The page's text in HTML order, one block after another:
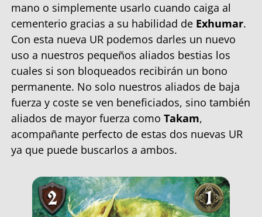
mano o simplemente usarlo cuando caiga al
cementerio gracias a su habilidad de Exhumar.
Con esta nueva UR podemos darles un nuevo
uso a nuestros pequeños aliados bestias los
cuales si son bloqueados recibirán un bono
permanente. No solo nuestros aliados de baja
fuerza y coste se ven beneficiados, sino también
aliados de mayor fuerza como Takam,
acompañante perfecto de estas dos nuevas UR
ya que puede buscarlos a ambos.